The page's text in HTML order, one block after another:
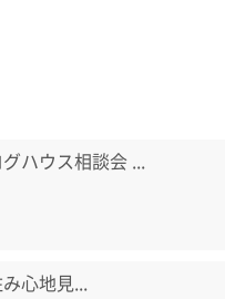
ハウス相談会 ...
心地見...